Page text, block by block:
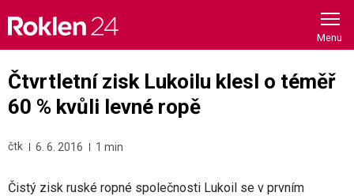
content
Čtvrtletní zisk Lukoilu klesl o téměř
60 % kvůli levné ropě
čtk 6. 6. 2016 1 min
Čistý zisk ruské ropné společnosti Lukoil se v prvním